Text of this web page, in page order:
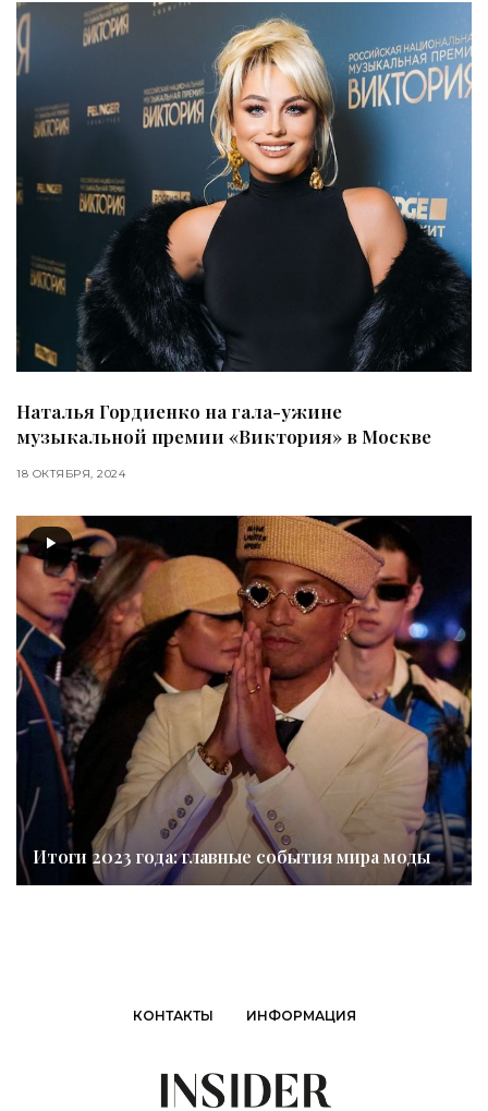
Наталья Гордиенко на гала-ужине
музыкальной премии «Виктория» в Москве
18 ОКТЯБРЯ, 2024
Итоги 2023 года: главные события мира моды
КОНТАКТЫ ИНФОРМАЦИЯ